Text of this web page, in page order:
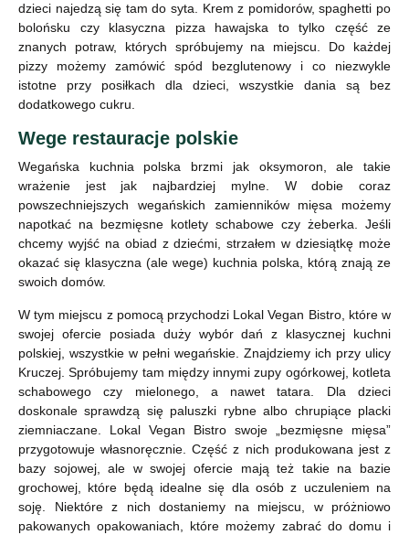
dzieci najedzą się tam do syta. Krem z pomidorów, spaghetti po
bolońsku czy klasyczna pizza hawajska to tylko część ze
znanych potraw, których spróbujemy na miejscu. Do każdej
pizzy możemy zamówić spód bezglutenowy i co niezwykle
istotne przy posiłkach dla dzieci, wszystkie dania są bez
dodatkowego cukru.
Wege restauracje polskie
Wegańska kuchnia polska brzmi jak oksymoron, ale takie
wrażenie jest jak najbardziej mylne. W dobie coraz
powszechniejszych wegańskich zamienników mięsa możemy
napotkać na bezmięsne kotlety schabowe czy żeberka. Jeśli
chcemy wyjść na obiad z dziećmi, strzałem w dziesiątkę może
okazać się klasyczna (ale wege) kuchnia polska, którą znają ze
swoich domów.
W tym miejscu z pomocą przychodzi Lokal Vegan Bistro, które w
swojej ofercie posiada duży wybór dań z klasycznej kuchni
polskiej, wszystkie w pełni wegańskie. Znajdziemy ich przy ulicy
Kruczej. Spróbujemy tam między innymi zupy ogórkowej, kotleta
schabowego czy mielonego, a nawet tatara. Dla dzieci
doskonale sprawdzą się paluszki rybne albo chrupiące placki
ziemniaczane. Lokal Vegan Bistro swoje „bezmięsne mięsa”
przygotowuje własnoręcznie. Część z nich produkowana jest z
bazy sojowej, ale w swojej ofercie mają też takie na bazie
grochowej, które będą idealne się dla osób z uczuleniem na
soję. Niektóre z nich dostaniemy na miejscu, w próżniowo
pakowanych opakowaniach, które możemy zabrać do domu i